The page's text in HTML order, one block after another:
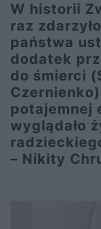
W historii
raz
państwa
dodatek
do śmierci
potajemnej
wyglądało
– Nikity